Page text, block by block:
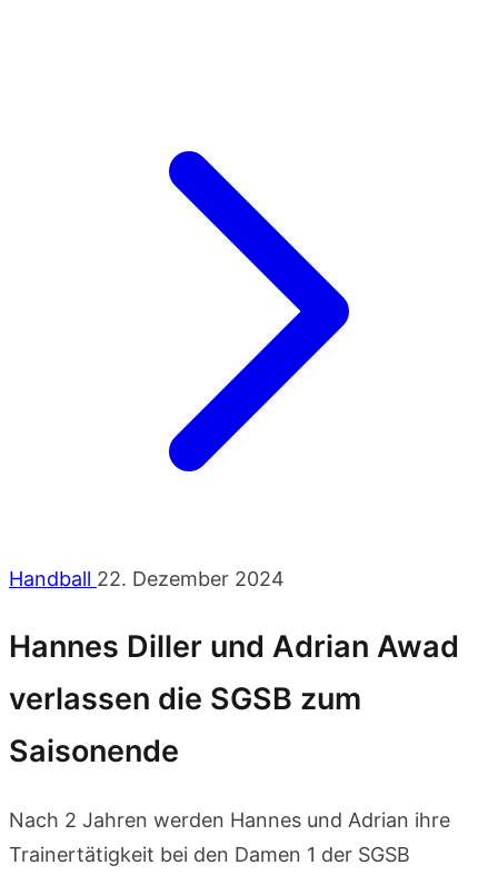
Handball 22. Dezember 2024
Hannes Diller und Adrian Awad
verlassen die SGSB zum
Saisonende
Nach 2 Jahren werden Hannes und Adrian ihre
Trainertätigkeit bei den Damen 1 der SGSB